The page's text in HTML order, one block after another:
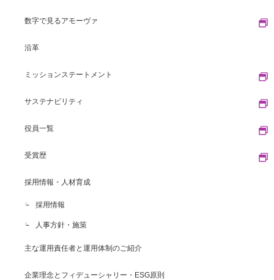
数字で見るアモーヴァ
沿革
ミッションステートメント
サステナビリティ
役員一覧
受賞歴
採用情報・人材育成
採用情報
人事方針・施策
主な運用責任者と運用体制のご紹介
企業理念とフィデューシャリー・ESG原則